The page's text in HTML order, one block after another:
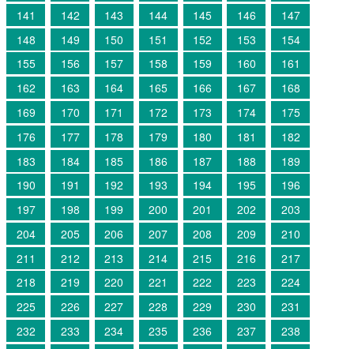
141
142 143 144 145 146
147
148
149 150 151 152 153
154
155
156 157 158 159 160
161
162
163 164 165 166 167
168
169
170 171 172 173 174
175
176
177 178 179 180 181
182
183
184 185 186 187 188
189
190
191 192 193 194 195
196
197
198 199 200 201 202
203
204
205 206 207 208 209
210
211
212 213 214 215 216
217
218
219 220 221 222 223
224
225
226 227 228 229 230
231
232
233 234 235 236 237
238